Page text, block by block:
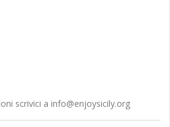
scrivici a info@enjoysicily.org